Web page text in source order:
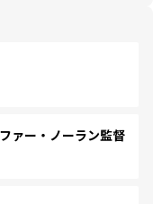
ァー・ノーラン監督